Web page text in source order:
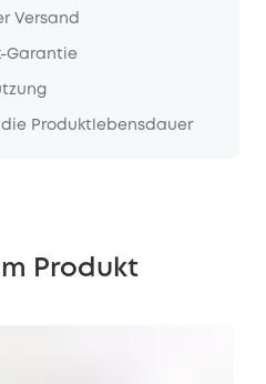
Versand
Garantie
Produktlebensdauer
Produkt